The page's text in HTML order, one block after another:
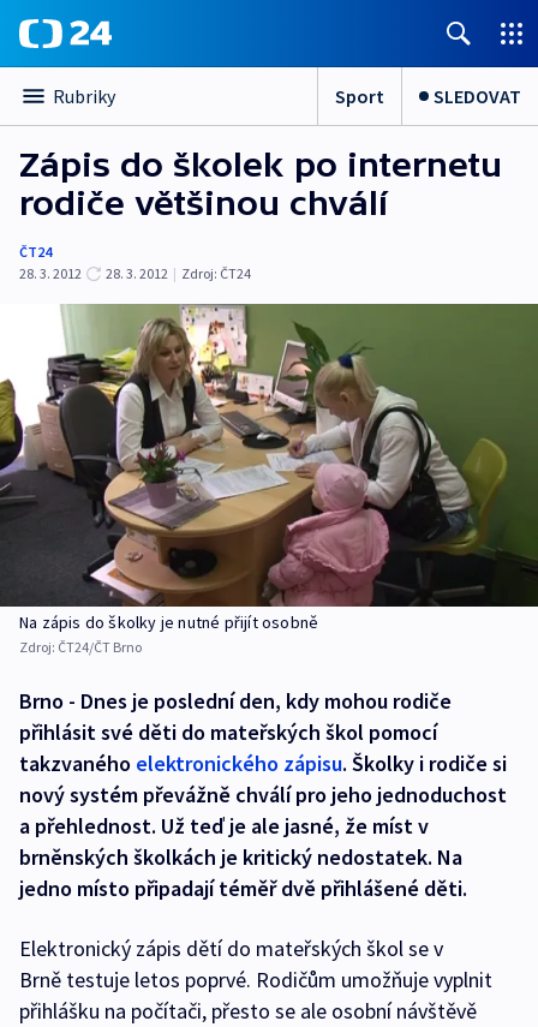
Rubriky Sport SLEDOVAT
Zápis do školek po internetu
rodiče většinou chválí
ČT24
28. 3. 2012
28. 3. 2012 | Zdroj: ČT24
Na zápis do školky je nutné přijít osobně
Zdroj: ČT24/ČT Brno
Brno - Dnes je poslední den, kdy mohou rodiče
přihlásit své děti do mateřských škol pomocí
takzvaného elektronického zápisu. Školky i rodiče si
nový systém převážně chválí pro jeho jednoduchost
a přehlednost. Už teď je ale jasné, že míst v
brněnských školkách je kritický nedostatek. Na
jedno místo připadají téměř dvě přihlášené děti.
Elektronický zápis dětí do mateřských škol se v
Brně testuje letos poprvé. Rodičům umožňuje vyplnit
přihlášku na počítači, přesto se ale osobní návštěvě